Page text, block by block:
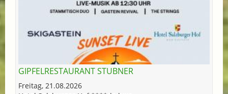
GIPFELRESTAURANT STUBNER
Freitag, 21.08.2026